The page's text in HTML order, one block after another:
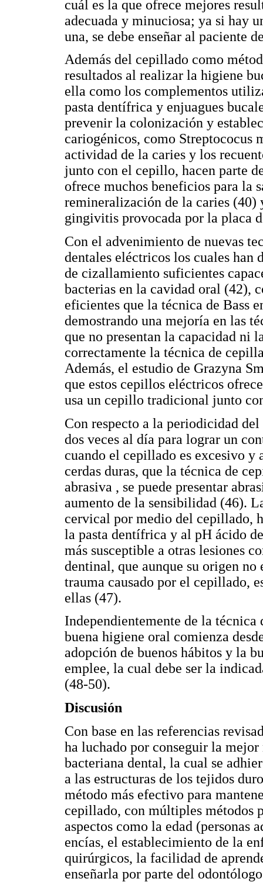
cuál es la que ofrece mejores
adecuada y minuciosa; ya si hay
una, se debe enseñar al paciente
Además del cepillado como
resultados al realizar la higiene
ella como los complementos
pasta dentífrica y enjuagues
prevenir la colonización y
cariogénicos, como Streptococus
actividad de la caries y los
junto con el cepillo, hacen parte
ofrece muchos beneficios para la
remineralización de la caries
gingivitis provocada por la placa
Con el advenimiento de nuevas
dentales eléctricos los cuales han
de cizallamiento suficientes
bacterias en la cavidad oral (42),
eficientes que la técnica de Bass
demostrando una mejoría en las
que no presentan la capacidad ni
correctamente la técnica de
Además, el estudio de Grazyna
que estos cepillos eléctricos
usa un cepillo tradicional junto
Con respecto a la periodicidad
dos veces al día para lograr un
cuando el cepillado es excesivo y
cerdas duras, que la técnica de
abrasiva , se puede presentar
aumento de la sensibilidad (46).
cervical por medio del cepillado,
la pasta dentífrica y al pH ácido
más susceptible a otras lesiones
dentinal, que aunque su origen
trauma causado por el cepillado,
ellas (47).
Independientemente de la técnica
buena higiene oral comienza
adopción de buenos hábitos y la
emplee, la cual debe ser la
(48-50).
Discusión
Con base en las referencias
ha luchado por conseguir la
bacteriana dental, la cual se
a las estructuras de los tejidos
método más efectivo para
cepillado, con múltiples métodos
aspectos como la edad (personas
encías, el establecimiento de la
quirúrgicos, la facilidad de
enseñarla por parte del